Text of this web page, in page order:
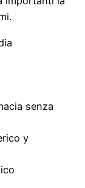
senza
y